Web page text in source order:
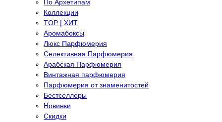
По Архетипам
Коллекции
TOP | ХИТ
Аромабоксы
Люкс Парфюмерия
Селективная Парфюмерия
Арабская Парфюмерия
Винтажная парфюмерия
Парфюмерия от знаменитостей
Бестселлеры
Новинки
Скидки